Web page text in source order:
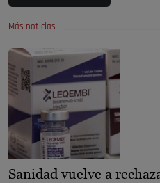
Más noticias
Sanidad vuelve a